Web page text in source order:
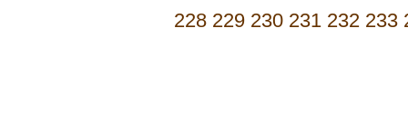
228 229 230 231 232 233